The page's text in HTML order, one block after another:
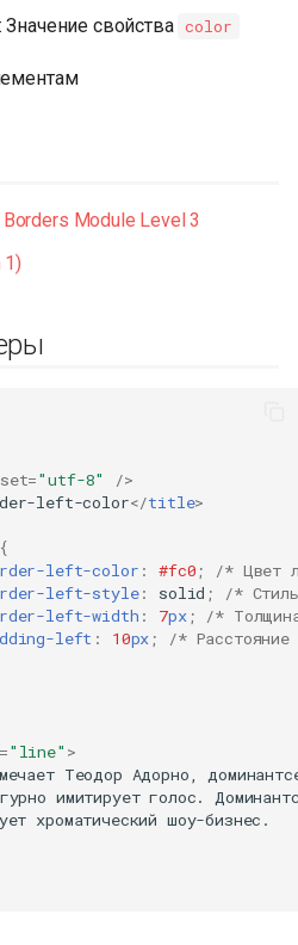
свойства color
Module Level 3
1)
="utf-8"
/>
left-color</title>
{
left-color : #fc0;
/* Цвет
left-style: solid ;
/*
left-width : 7px;
/*
left : 10px;
/*
="line" >
Теодор Адорно,
имитирует голос.
хроматический шоу-бизнес.